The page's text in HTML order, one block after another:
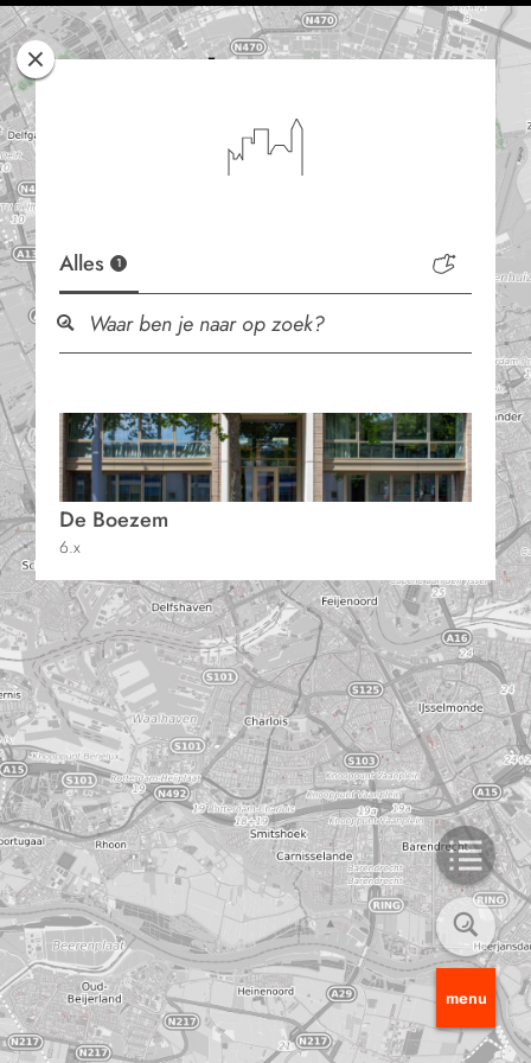
Rotterdam
menu
Alles 1
De Boezem
6.x